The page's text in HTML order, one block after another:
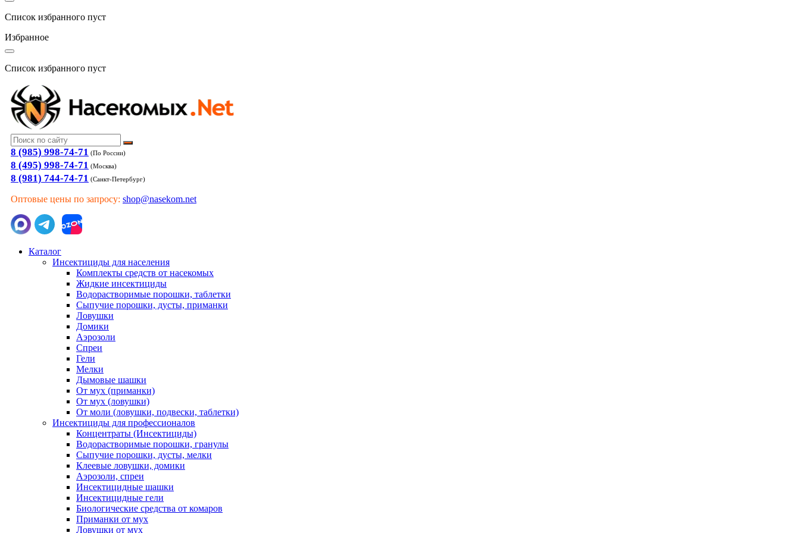
Список избранного пуст
Избранное
Список избранного пуст
8 (985) 998-74-71 (По России)
8 (495) 998-74-71 (Москва)
8 (981) 744-74-71 (Санкт-Петербург)
Оптовые цены по запросу: shop@nasekom.net
Каталог
Инсектициды для населения
Комплекты средств от насекомых
Жидкие инсектициды
Водорастворимые порошки, таблетки
Сыпучие порошки, дусты, приманки
Ловушки
Домики
Аэрозоли
Спреи
Гели
Мелки
Дымовые шашки
От мух (приманки)
От мух (ловушки)
От моли (ловушки, подвески, таблетки)
Инсектициды для профессионалов
Концентраты (Инсектициды)
Водорастворимые порошки, гранулы
Сыпучие порошки, дусты, мелки
Клеевые ловушки, домики
Аэрозоли, спреи
Инсектицидные шашки
Инсектицидные гели
Биологические средства от комаров
Приманки от мух
Ловушки от мух